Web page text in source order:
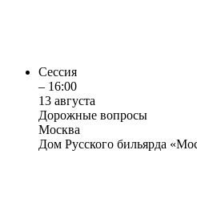
Сессия
– 16:00
13 августа
Дорожные вопросы
Москва
Дом Русского бильярда